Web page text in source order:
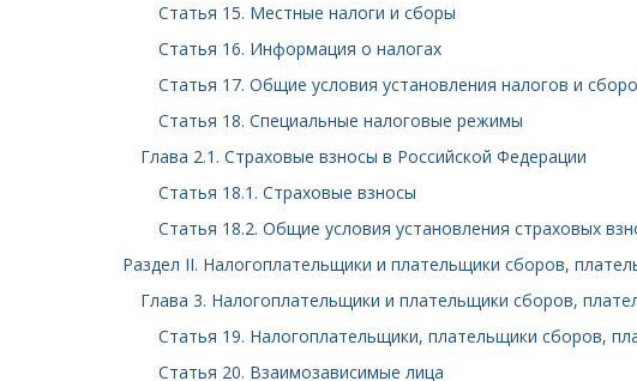
Статья 15. Местные налоги и сборы
Статья 16. Информация о налогах
Статья 17. Общие условия установления налогов и
Статья 18. Специальные налоговые режимы
Глава 2.1. Страховые взносы в Российской Федерации
Статья 18.1. Страховые взносы
Статья 18.2. Общие условия установления страховых
Раздел II. Налогоплательщики и плательщики сборов,
Глава 3. Налогоплательщики и плательщики сборов,
Статья 19. Налогоплательщики, плательщики сборов,
Статья 20. Взаимозависимые лица